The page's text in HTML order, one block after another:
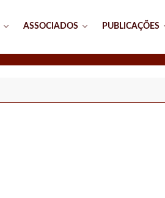
ASSOCIADOS PUBLICAÇÕES